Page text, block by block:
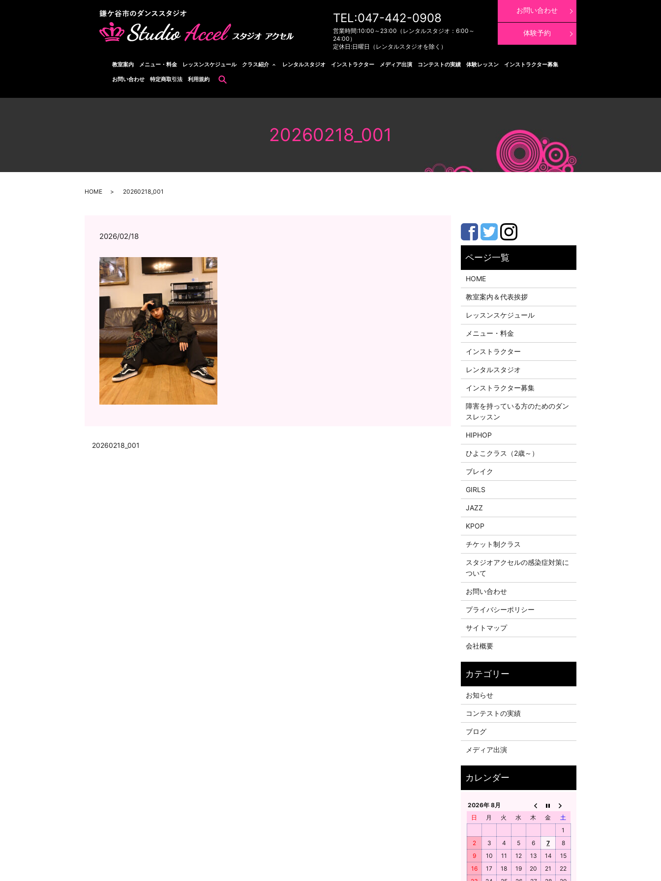
教室案内 メニュー・料金 レッスンスケジュール クラス紹介 レンタルスタジオ インストラクター メディア出演 コンテストの実績 体験レッスン インストラクター募集
お問い合わせ 特定商取引法 利用規約
TEL:047-442-0908
営業時間:10:00～23:00（レンタルスタジオ：6:00～
24:00）
定休日:日曜日（レンタルスタジオを除く）
お問い合わせ
体験予約
20260218_001
HOME 20260218_001
2026/02/18
20260218_001
HOME
教室案内＆代表挨拶
レッスンスケジュール
メニュー・料金
インストラクター
レンタルスタジオ
インストラクター募集
障害を持っている方のためのダン
スレッスン
HIPHOP
ひよこクラス（2歳～）
ブレイク
GIRLS
JAZZ
KPOP
チケット制クラス
スタジオアクセルの感染症対策に
ついて
お問い合わせ
プライバシーポリシー
サイトマップ
会社概要
お知らせ
コンテストの実績
ブログ
メディア出演
2026年 8月
日
月 火 水 木 金
土
1
2
3 4 5 6 7
8
9
10 11 12 13 14
15
16
17 18 19 20 21
22